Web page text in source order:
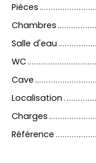
Pièces
Chambres
Salle d'eau
WC
Cave
Localisation
Charges
Référence